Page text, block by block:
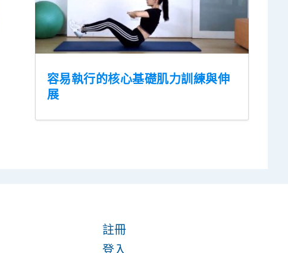
容易執行的核心基礎肌力訓練與伸
展
註冊
登入